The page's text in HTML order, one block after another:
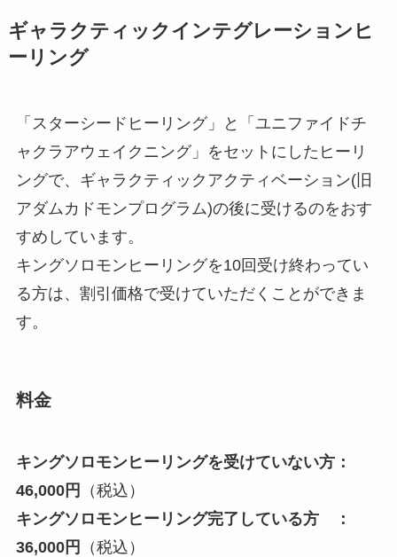
ギャラクティックインテグレーションヒ
ーリング
「スターシードヒーリング」と「ユニファイドチ
ャクラアウェイクニング」をセットにしたヒーリ
ングで、ギャラクティックアクティベーション(旧
アダムカドモンプログラム)の後に受けるのをおす
すめしています。
キングソロモンヒーリングを10回受け終わってい
る方は、割引価格で受けていただくことができま
す。
料金
キングソロモンヒーリングを受けていない方：
46,000円
（税込）
キングソロモンヒーリング完了している方 ：
36,000円
（税込）